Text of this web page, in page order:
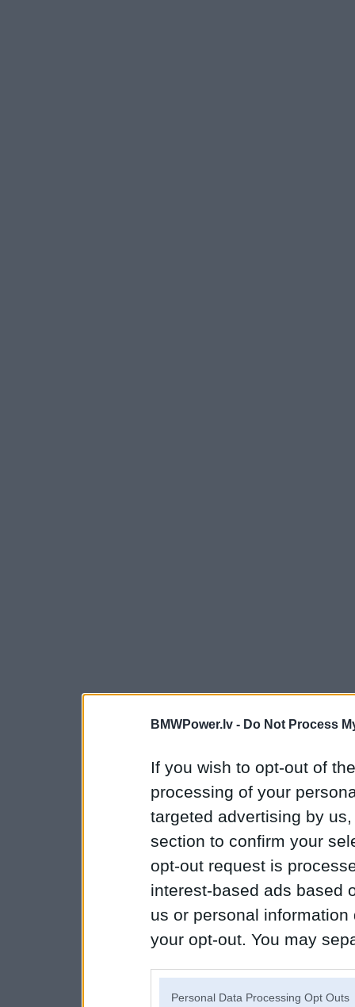
BMWPower.lv - Do Not Process
If you wish to opt-out of
processing of your
targeted advertising by
section to confirm your
opt-out request is
interest-based ads based
us or personal
your opt-out. You may
Personal Data Processing Opt Outs